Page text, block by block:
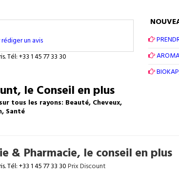
un avis
Tél: +33 1 45 77 33 30
le Conseil en plus
tous les rayons: Beauté, Cheveux,
Santé
& Pharmacie, le conseil en plus
Tél: +33 1 45 77 33 30Prix Discount